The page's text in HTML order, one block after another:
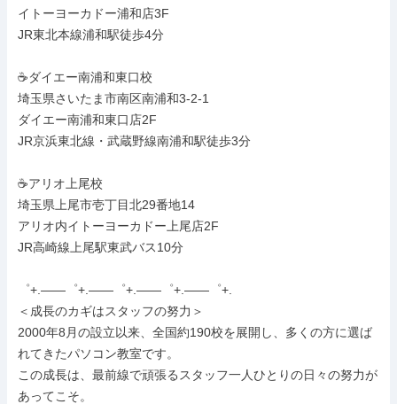
イトーヨーカドー浦和店3F
JR東北本線浦和駅徒歩4分
☕ダイエー南浦和東口校
埼玉県さいたま市南区南浦和3-2-1
ダイエー南浦和東口店2F
JR京浜東北線・武蔵野線南浦和駅徒歩3分
☕アリオ上尾校
埼玉県上尾市壱丁目北29番地14
アリオ内イトーヨーカドー上尾店2F
JR高崎線上尾駅東武バス10分
゜+.――゜+.――゜+.――゜+.――゜+.
＜成長のカギはスタッフの努力＞
2000年8月の設立以来、全国約190校を展開し、多くの方に選ば
れてきたパソコン教室です。
この成長は、最前線で頑張るスタッフ一人ひとりの日々の努力が
あってこそ。